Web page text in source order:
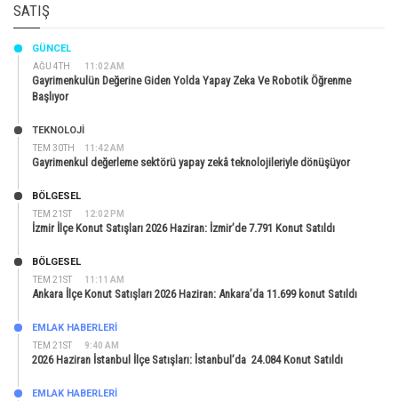
SATIŞ
AĞU 4TH 11:02 AM
GÜNCEL
Gayrimenkulün Değerine Giden Yolda Yapay Zeka Ve Robotik Öğrenme
Başlıyor
TEM 30TH 11:42 AM
TEKNOLOJİ
Gayrimenkul değerleme sektörü yapay zekâ teknolojileriyle dönüşüyor
TEM 21ST 12:02 PM
BÖLGESEL
İzmir İlçe Konut Satışları 2026 Haziran: İzmir’de 7.791 Konut Satıldı
TEM 21ST 11:11 AM
BÖLGESEL
Ankara İlçe Konut Satışları 2026 Haziran: Ankara’da 11.699 konut Satıldı
TEM 21ST 9:40 AM
EMLAK HABERLERI
2026 Haziran İstanbul İlçe Satışları: İstanbul’da 24.084 Konut Satıldı
EMLAK HABERLERI